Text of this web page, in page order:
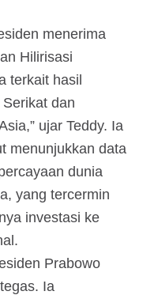
menerima
Hilirisasi
terkait hasil
dan
ujar Teddy. Ia
menunjukkan data
dunia
yang tercermin
investasi ke
Prabowo
Ia